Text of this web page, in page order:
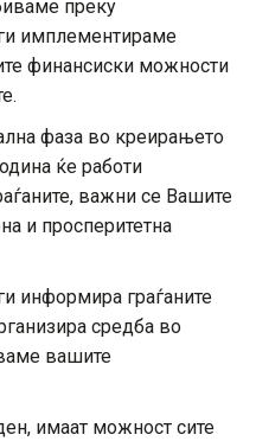
преку
имплементираме
финансиски можности
фаза во креирањето
ќе работи
важни се Вашите
и просперитетна
информира граѓаните
средба во
вашите
имаат можност сите